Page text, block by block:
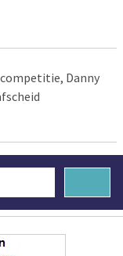
Danny